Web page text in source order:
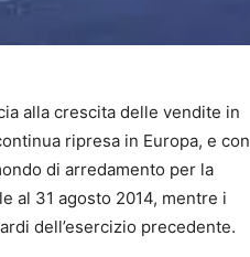
alla crescita delle vendite in
ripresa in Europa, e con
di arredamento per la
al 31 agosto 2014, mentre i
dell’esercizio precedente.